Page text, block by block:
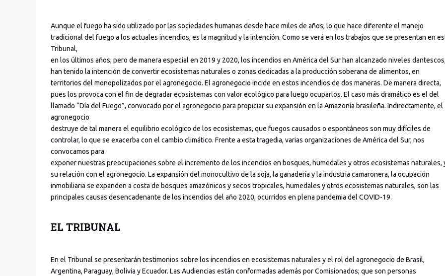
Aunque el fuego ha sido utilizado por las sociedades humanas desde hace miles de años, lo que hace diferente el manejo
tradicional del fuego a los actuales incendios, es la magnitud y la intención. Como se verá en los trabajos que se presentan en
Tribunal,
en los últimos años, pero de manera especial en 2019 y 2020, los incendios en América del Sur han alcanzado niveles
han tenido la intención de convertir ecosistemas naturales o zonas dedicadas a la producción soberana de alimentos, en
territorios del monopolizados por el agronegocio. El agronegocio incide en estos incendios de dos maneras. De manera directa,
pues los provoca con el fin de degradar ecosistemas con valor ecológico para luego ocuparlos. El caso más dramático es el del
llamado “Día del Fuego”, convocado por el agronegocio para propiciar su expansión en la Amazonía brasileña. Indirectamente, el
agronegocio
destruye de tal manera el equilibrio ecológico de los ecosistemas, que fuegos causados o espontáneos son muy difíciles de
controlar, lo que se exacerba con el cambio climático. Frente a esta tragedia, varias organizaciones de América del Sur, nos
convocamos para
exponer nuestras preocupaciones sobre el incremento de los incendios en bosques, humedales y otros ecosistemas naturales,
su relación con el agronegocio. La expansión del monocultivo de la soja, la ganadería y la industria camaronera, la ocupación
inmobiliaria se expanden a costa de bosques amazónicos y secos tropicales, humedales y otros ecosistemas naturales, son las
principales causas desencadenante de los incendios del año 2020, ocurridos en plena pandemia del COVID-19.
EL TRIBUNAL
En el Tribunal se presentarán testimonios sobre los incendios en ecosistemas naturales y el rol del agronegocio de Brasil,
Argentina, Paraguay, Bolivia y Ecuador. Las Audiencias están conformadas además por Comisionados; que son personas